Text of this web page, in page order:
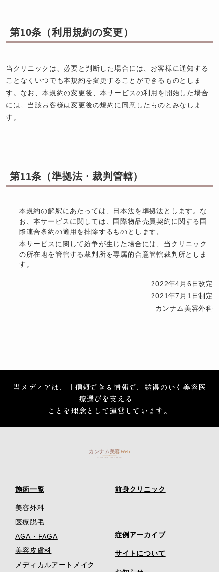
第10条（利用規約の変更）
当クリニックは、必要と判断した場合には、お客様に通知する
ことなくいつでも本規約を変更することができるものとしま
す。なお、本規約の変更後、本サービスの利用を開始した場合
には、当該お客様は変更後の規約に同意したものとみなしま
す。
第11条（準拠法・裁判管轄）
本規約の解釈にあたっては、日本法を準拠法とします。な
お、本サービスに関しては、国際物品売買契約に関する国
際連合条約の適用を排除するものとします。
本サービスに関して紛争が生じた場合には、当クリニック
の所在地を管轄する裁判所を専属的合意管轄裁判所としま
す。
2022年4月6日改定
2021年7月1日制定
カンナム美容外科
当メディアは、「信頼できる情報で、納得のいく美容医
療選びを支える」
ことを理念として運営しています。
施術一覧
美容外科
医療脱毛
AGA・FAGA
美容皮膚科
メディカルアートメイク
前身クリニック
症例アーカイブ
サイトについて